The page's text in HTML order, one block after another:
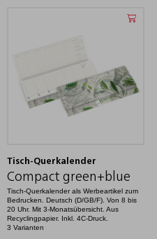
Tisch-Querkalender
Compact green+blue
Tisch-Querkalender als Werbeartikel zum
Bedrucken. Deutsch (D/GB/F). Von 8 bis
20 Uhr. Mit 3-Monatsübersicht. Aus
Recyclingpapier. Inkl. 4C-Druck.
3 Varianten